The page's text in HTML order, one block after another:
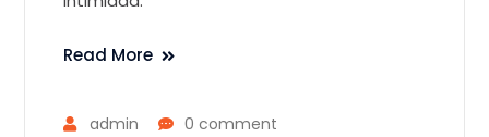
Read More
admin
0 comment